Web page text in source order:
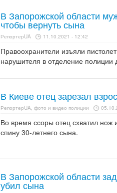
В Запорожской области
чтобы вернуть сына
РепортерUA 11.10.2021 - 12:42
Правоохранители изъяли
нарушителя в отделение полиции
В Киеве отец зарезал
РепортерUA, фото и видео полиции
Во время ссоры отец схватил нож
спину 30-летнего сына.
В Запорожской области
убил сына